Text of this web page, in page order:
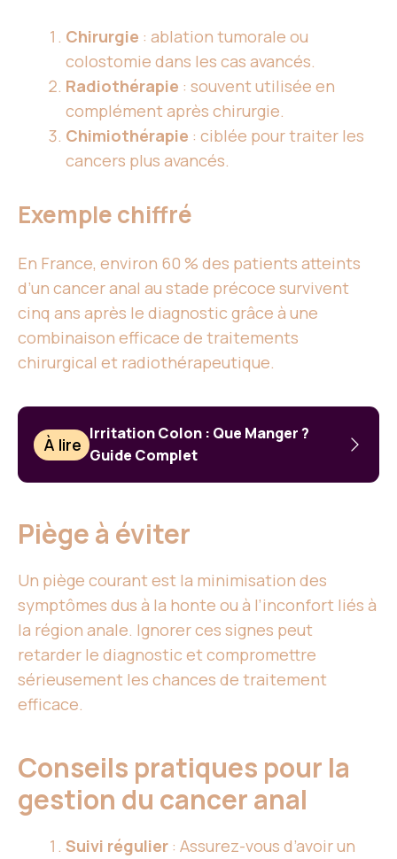
Chirurgie : ablation tumorale ou
colostomie dans les cas avancés.
Radiothérapie : souvent utilisée en
complément après chirurgie.
Chimiothérapie : ciblée pour traiter les
cancers plus avancés.
Exemple chiffré
En France, environ 60 % des patients atteints
d’un cancer anal au stade précoce survivent
cinq ans après le diagnostic grâce à une
combinaison efficace de traitements
chirurgical et radiothérapeutique.
À lire
Irritation Colon : Que Manger ?
Guide Complet
Piège à éviter
Un piège courant est la minimisation des
symptômes dus à la honte ou à l’inconfort liés à
la région anale. Ignorer ces signes peut
retarder le diagnostic et compromettre
sérieusement les chances de traitement
efficace.
Conseils pratiques pour la
gestion du cancer anal
Suivi régulier : Assurez-vous d’avoir un